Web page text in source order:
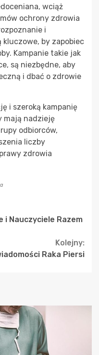
wciąż
ochrony zdrowia
i
by zapobiec
Kampanie takie jak
są niezbędne, aby
i dbać o zdrowie
i szeroką kampanię
mają nadzieję
odbiorców,
liczby
zdrowia
i Nauczyciele Razem
Kolejny:
Raka Piersi